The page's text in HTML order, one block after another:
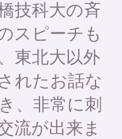
技科大の斉
スピーチも
東北大以外
れたお話な
、非常に刺
流が出来ま